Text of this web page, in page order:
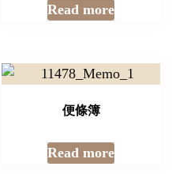
Read more
便條簿
Read more